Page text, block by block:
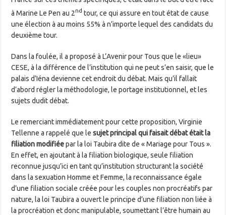
à Marine Le Pen au 2nd tour, ce qui assure en tout état de cause
une élection à au moins 55% à n’importe lequel des candidats du
deuxième tour.
Dans la foulée, il a proposé à L’Avenir pour Tous que le «lieu»
CESE, à la différence de l’institution qui ne peut s’en saisir, que le
palais d’Iéna devienne cet endroit du débat. Mais qu’il fallait
d’abord régler la méthodologie, le portage institutionnel, et les
sujets dudit débat.
Le remerciant immédiatement pour cette proposition, Virginie
Tellenne a rappelé que lesujet principal qui faisait débat était la
filiation modifiéepar la loi Taubira dite de « Mariage pour Tous ».
En effet, en ajoutant à la filiation biologique, seule filiation
reconnue jusqu’ici en tant qu’institution structurant la société
dans la sexuation Homme et Femme, la reconnaissance égale
d’une filiation sociale créée pour les couples non procréatifs par
nature, la loi Taubira a ouvert le principe d’une filiation non liée à
la procréation et donc manipulable, soumettant l’être humain au